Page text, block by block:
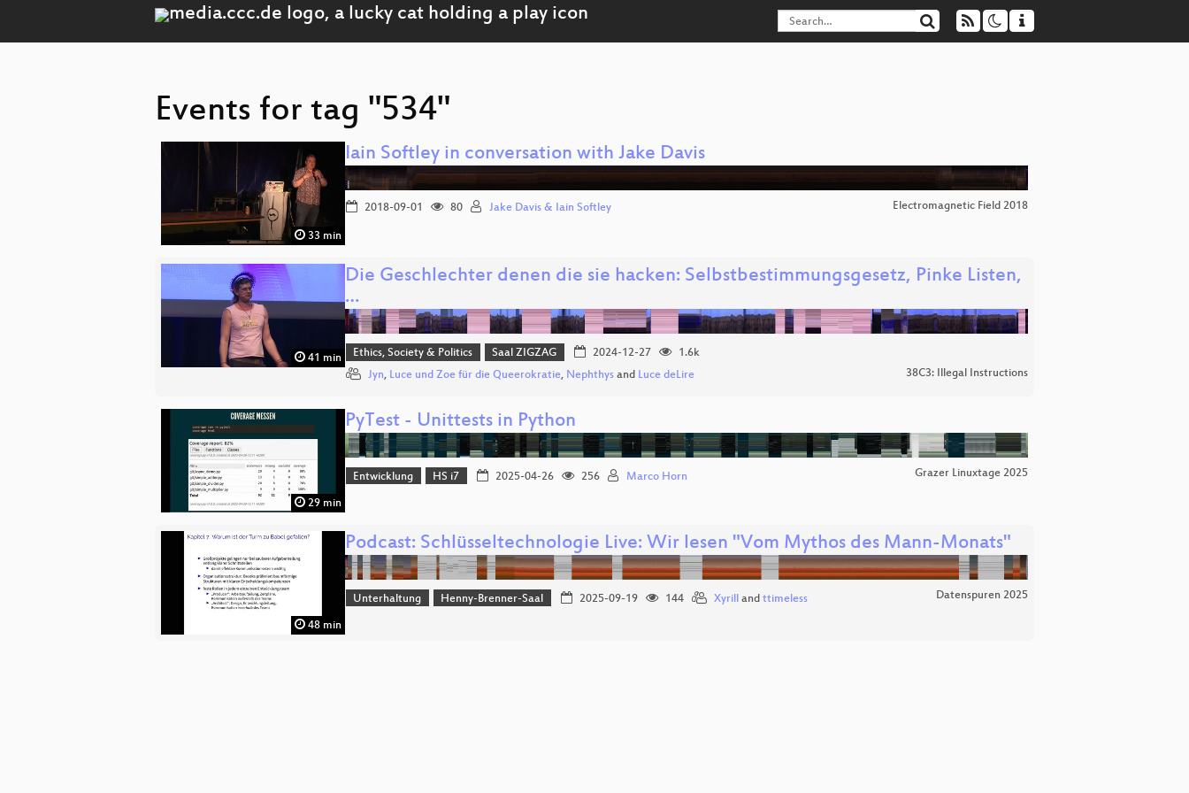
Events for tag "534"
33 min
Iain Softley in conversation with Jake Davis
2018-09-01 80 Jake Davis & Iain Softley Electromagnetic Field 2018
41 min
Die Geschlechter denen die sie hacken: Selbstbestimmungsgesetz, Pinke Listen,
…
Ethics, Society & Politics Saal ZIGZAG 2024-12-27
1.6k
Jyn, Luce und Zoe für die Queerokratie, Nephthys and Luce deLire 38C3: Illegal Instructions
29 min
PyTest - Unittests in Python
Entwicklung HS i7 2025-04-26 256 Marco Horn Grazer Linuxtage 2025
48 min
Podcast: Schlüsseltechnologie Live: Wir lesen "Vom Mythos des Mann-Monats"
Unterhaltung Henny-Brenner-Saal 2025-09-19 144 Xyrill and ttimeless Datenspuren 2025